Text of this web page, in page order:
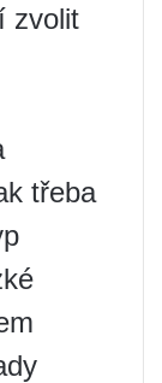
zvolit
třeba